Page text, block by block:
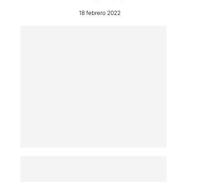
18 febrero 2022